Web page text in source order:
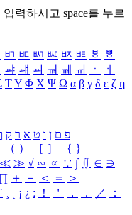
입력하시고 space를 누르
ㅲ ㅳ ㅴ ㅵ ㅶ ㅷ ㅸ
ㅹ
ㆇ ㆈ ㆉ ㆊ ㆋ ㆌ ㆍ
ㆎ
ΤΥ Φ Χ Ψ Ω α β γ δ ε ζ η
פ ם ן ו ט א ר ק
（ ） ［ ］ ｛ ｝
≪ ≫ √ ∽ ∝ ∵ ∫ ∬ ∈ ∋
∏ ＋ － ＜ ＝
＞
˙ ¸ ¡ ¿ ː ！ ＇ ， ． ／
：